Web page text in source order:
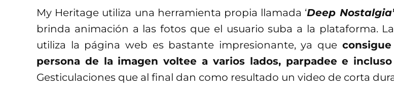
My Heritage utiliza una herramienta propia llamada ‘Deep Nostalgia’
brinda animación a las fotos que el usuario suba a la plataforma.
utiliza la página web es bastante impresionante, ya que
persona de la imagen voltee a varios lados, parpadee e
Gesticulaciones que al final dan como resultado un video de corta